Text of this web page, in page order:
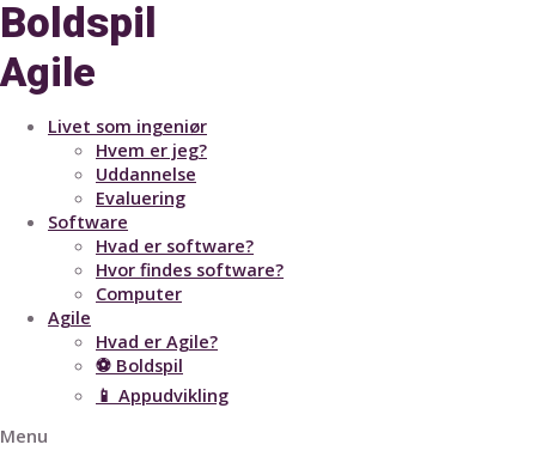
Boldspil
Agile
Livet som ingeniør
Hvem er jeg?
Uddannelse
Evaluering
Software
Hvad er software?
Hvor findes software?
Computer
Agile
Hvad er Agile?
⚽ Boldspil
📱 Appudvikling
Menu